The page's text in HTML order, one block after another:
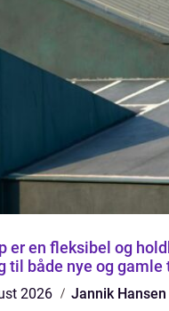
er en fleksibel og
til både nye og gamle
2026 Jannik Hansen